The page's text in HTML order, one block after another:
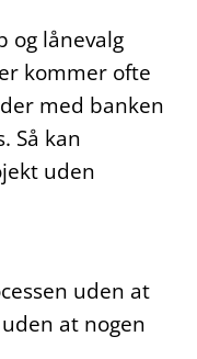
og lånevalg
kommer ofte
med banken
Så kan
uden
uden at
at nogen